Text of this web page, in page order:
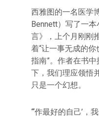
西雅图的一名医学
Bennett）写了一
言》，上个月刚刚
着“让一事无成的
指南”。作者在书
下，我们理应领悟
只是一个幻想。
“‘作最好的自己’，